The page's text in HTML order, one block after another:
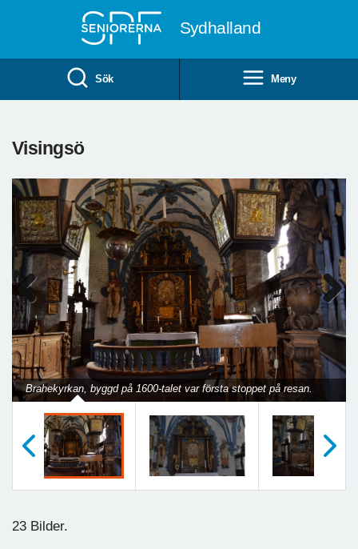
Sydhalland
Sök Meny
Visingsö
Brahekyrkan, byggd på 1600-talet var första stoppet på resan.
Previous Next
23 Bilder.